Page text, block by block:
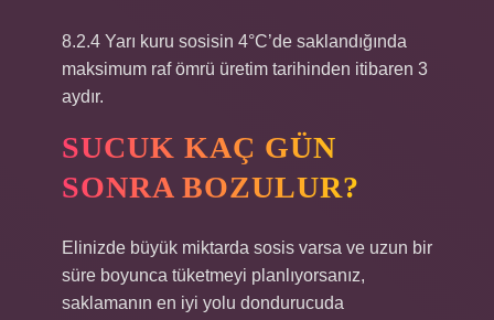
8.2.4 Yarı kuru sosisin 4°C’de saklandığında
maksimum raf ömrü üretim tarihinden itibaren 3
aydır.
SUCUK KAÇ GÜN
SONRA BOZULUR?
Elinizde büyük miktarda sosis varsa ve uzun bir
süre boyunca tüketmeyi planlıyorsanız,
saklamanın en iyi yolu dondurucuda